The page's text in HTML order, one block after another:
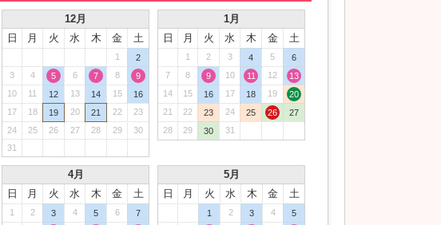
12月
日 月 火 水 木 金 土
1
2
3
4 5 6 7 8
9
10
11 12 13 14 15
16
17
18 19 20 21 22
23
24
25 26 27 28 29
30
31
1月
日 月 火 水 木 金 土
1 2 3 4 5
6
7
8 9 10 11 12
13
14
15 16 17 18 19
20
21
22 23 24 25 26
27
28
29 30 31
4月
日 月 火 水 木 金 土
1 2 3 4 5 6
7
5月
日 月 火 水 木 金 土
1 2 3 4
5